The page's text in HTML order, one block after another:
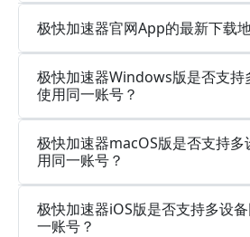
极快加速器官网App的最新下载
极快加速器Windows版是否支持
使用同一账号？
极快加速器macOS版是否支持多
用同一账号？
极快加速器iOS版是否支持多设
一账号？